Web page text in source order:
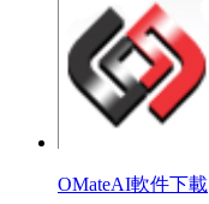
OMateAI軟件下載